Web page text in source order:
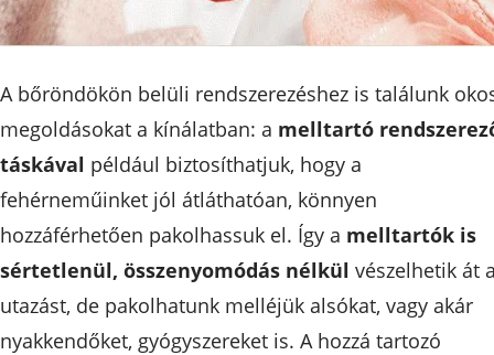
A bőröndökön belüli rendszerezéshez is találunk
megoldásokat a kínálatban: a melltartó
táskával például biztosíthatjuk, hogy a
fehérneműinket jól átláthatóan, könnyen
hozzáférhetően pakolhassuk el. Így a melltartók is
sértetlenül, összenyomódás nélkül vészelhetik át
utazást, de pakolhatunk melléjük alsókat, vagy akár
nyakkendőket, gyógyszereket is. A hozzá tartozó